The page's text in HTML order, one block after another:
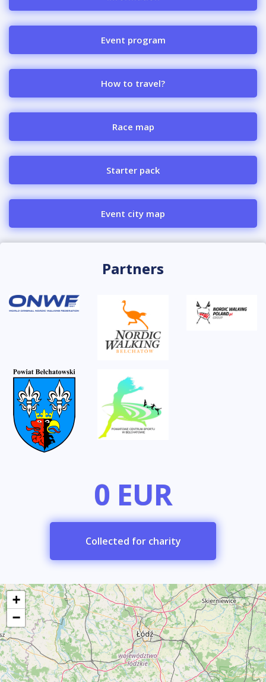
Event program
How to travel?
Race map
Starter pack
Event city map
Partners
0 EUR
Collected for charity
+
−